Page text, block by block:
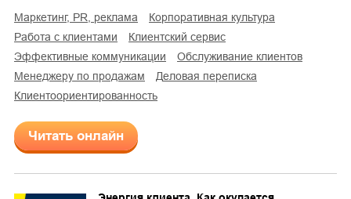
маркетинг, PR, реклама
корпоративная культура
работа с клиентами
клиентский сервис
эффективные коммуникации
обслуживание клиентов
менеджеру по продажам
деловая переписка
клиентоориентированность
Читать онлайн